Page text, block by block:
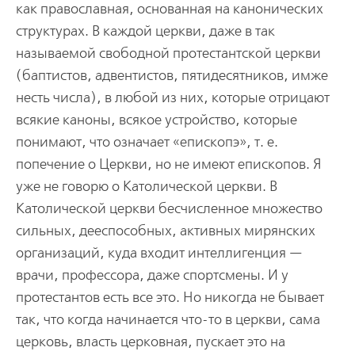
как православная, основанная на канонических
структурах. В каждой церкви, даже в так
называемой свободной протестантской церкви
(баптистов, адвентистов, пятидесятников, имже
несть числа), в любой из них, которые отрицают
всякие каноны, всякое устройство, которые
понимают, что означает «епископэ», т. е.
попечение о Церкви, но не имеют епископов. Я
уже не говорю о Католической церкви. В
Католической церкви бесчисленное множество
сильных, дееспособных, активных мирянских
организаций, куда входит интеллигенция —
врачи, профессора, даже спортсмены. И у
протестантов есть все это. Но никогда не бывает
так, что когда начинается что-то в церкви, сама
церковь, власть церковная, пускает это на